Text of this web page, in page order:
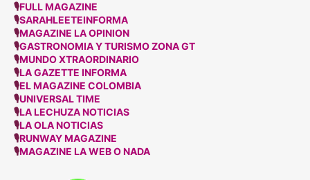
🎙FULL MAGAZINE
🎙SARAHLEETEINFORMA
🎙MAGAZINE LA OPINION
🎙GASTRONOMIA Y TURISMO ZONA GT
🎙MUNDO XTRAORDINARIO
🎙LA GAZETTE INFORMA
🎙EL MAGAZINE COLOMBIA
🎙UNIVERSAL TIME
🎙LA LECHUZA NOTICIAS
🎙LA OLA NOTICIAS
🎙RUNWAY MAGAZINE
🎙MAGAZINE LA WEB O NADA